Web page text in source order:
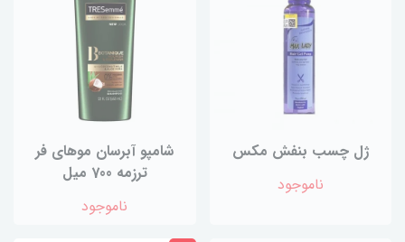
ژل چسب بنفش مکس
ناموجود
شامپو آبرسان موهای فر
ترزمه 700 میل
ناموجود